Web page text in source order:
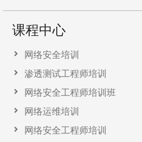
课程中心
网络安全培训
渗透测试工程师培训
网络安全工程师培训班
网络运维培训
网络安全工程师培训